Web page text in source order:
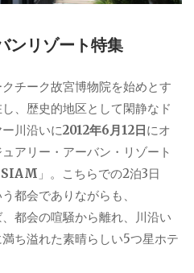
ンリゾート特集
チーク故宮博物院を始めとす
、歴史的地区として閑静なド
川沿いに2012年6月12日にオ
アリー・アーバン・リゾート
SIAM 」。こちらでの2泊3日
都会でありながらも、
都会の喧騒から離れ、川沿い
ち溢れた素晴らしい5つ星ホテ